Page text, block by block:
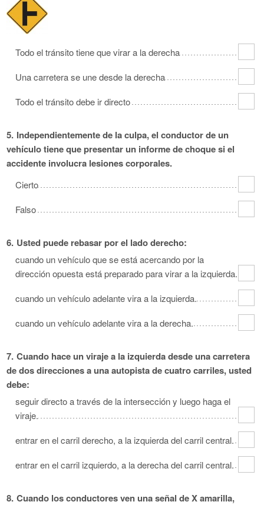
Todo el tránsito tiene que virar a la derecha
Una carretera se une desde la derecha
Todo el tránsito debe ir directo
5. Independientemente de la culpa, el conductor de un
vehículo tiene que presentar un informe de choque si el
accidente involucra lesiones corporales.
Cierto
Falso
6. Usted puede rebasar por el lado derecho:
cuando un vehículo que se está acercando por la
dirección opuesta está preparado para virar a la izquierda.
cuando un vehículo adelante vira a la izquierda.
cuando un vehículo adelante vira a la derecha.
7. Cuando hace un viraje a la izquierda desde una carretera
de dos direcciones a una autopista de cuatro carriles, usted
debe:
seguir directo a través de la intersección y luego haga el
viraje.
entrar en el carril derecho, a la izquierda del carril central.
entrar en el carril izquierdo, a la derecha del carril central.
8. Cuando los conductores ven una señal de X amarilla,